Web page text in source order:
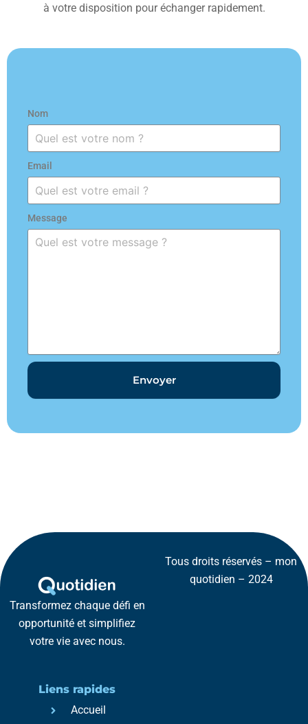
à votre disposition pour échanger rapidement.
Nom
Email
Message
Envoyer
Transformez chaque défi en
opportunité et simplifiez
votre vie avec nous.
Liens rapides
Accueil
Tous droits réservés – mon
quotidien – 2024